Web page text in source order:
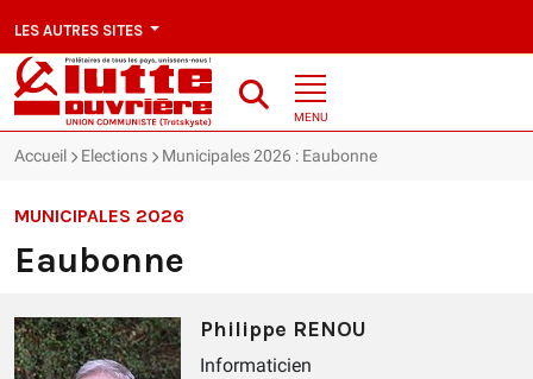
LES AUTRES SITES
MENU
Accueil Elections Municipales 2026 : Eaubonne
MUNICIPALES 2026
Eaubonne
Philippe RENOU
Informaticien